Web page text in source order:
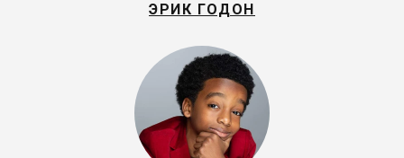
ЭРИК ГОДОН